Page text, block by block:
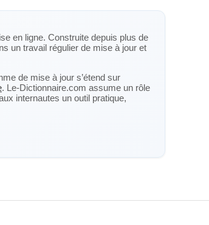
en ligne. Construite depuis plus de
un travail régulier de mise à jour et
de mise à jour s’étend sur
. Le-Dictionnaire.com assume un rôle
internautes un outil pratique,